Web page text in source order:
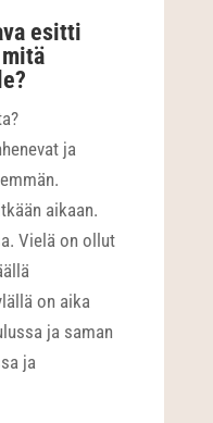
esitti
ja
aikaan.
Vielä on ollut
on aika
ja saman
ja